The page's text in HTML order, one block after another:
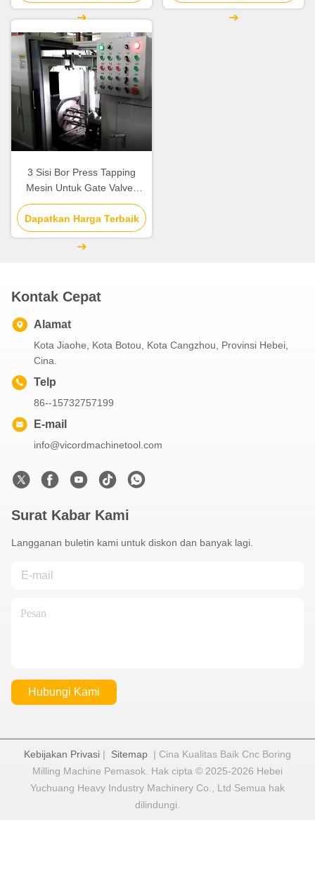
Length
3 Sisi Bor Press Tapping
Mesin Untuk Gate Valves
Dan Hydraulic Valves
Dapatkan Harga Terbaik
Kontak Cepat
Alamat
Kota Jiaohe, Kota Botou, Kota Cangzhou, Provinsi Hebei,
Cina.
Telp
86--15732757199
E-mail
info@vicordmachinetool.com
Surat Kabar Kami
Langganan buletin kami untuk diskon dan banyak lagi.
Hubungi Kami
Kebijakan Privasi | Sitemap | Cina Kualitas Baik Cnc Boring
Milling Machine Pemasok. Hak cipta © 2025-2026 Hebei
Yuchuang Heavy Industry Machinery Co., Ltd Semua hak
dilindungi.